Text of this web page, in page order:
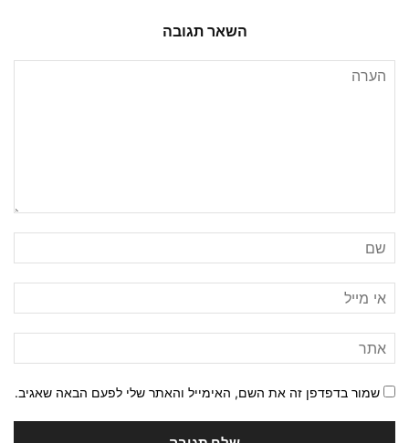
השאר תגובה
שמור בדפדפן זה את השם, האימייל והאתר שלי לפעם הבאה שאגיב.